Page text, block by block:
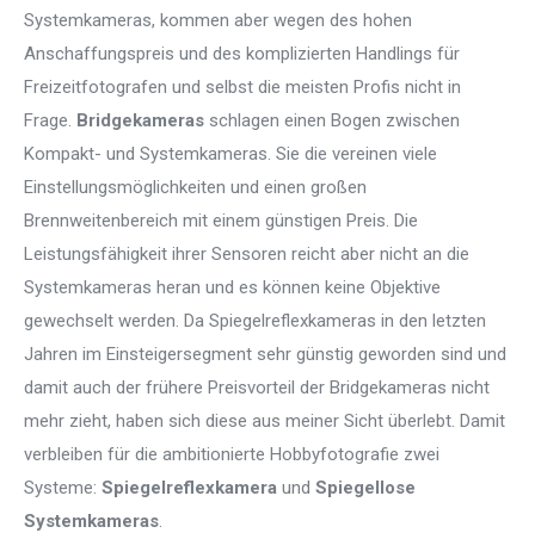
Systemkameras, kommen aber wegen des hohen
Anschaffungspreis und des komplizierten Handlings für
Freizeitfotografen und selbst die meisten Profis nicht in
Frage. Bridgekameras schlagen einen Bogen zwischen
Kompakt- und Systemkameras. Sie die vereinen viele
Einstellungsmöglichkeiten und einen großen
Brennweitenbereich mit einem günstigen Preis. Die
Leistungsfähigkeit ihrer Sensoren reicht aber nicht an die
Systemkameras heran und es können keine Objektive
gewechselt werden. Da Spiegelreflexkameras in den letzten
Jahren im Einsteigersegment sehr günstig geworden sind und
damit auch der frühere Preisvorteil der Bridgekameras nicht
mehr zieht, haben sich diese aus meiner Sicht überlebt. Damit
verbleiben für die ambitionierte Hobbyfotografie zwei
Systeme: Spiegelreflexkamera und Spiegellose
Systemkameras.